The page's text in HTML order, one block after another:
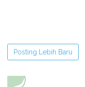
Posting Lebih Baru